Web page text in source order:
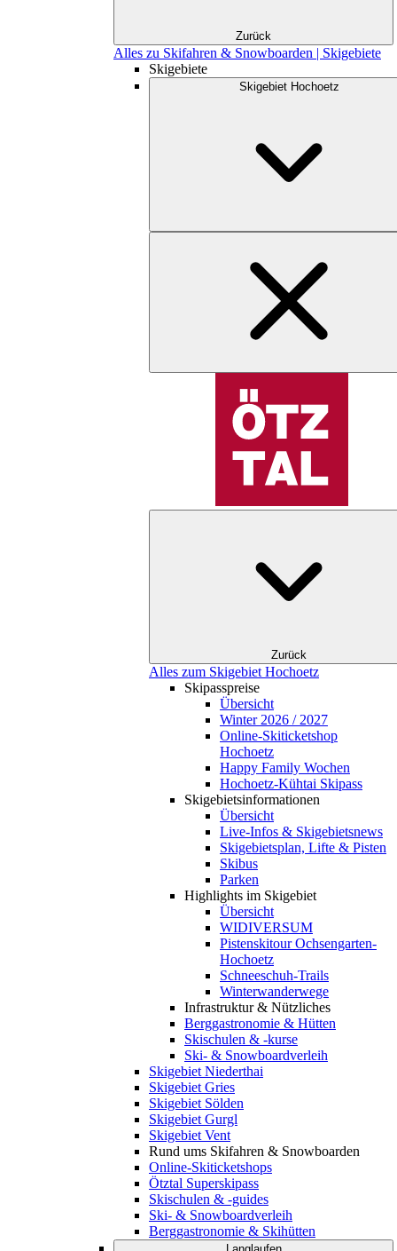
Zurück
Alles zu Skifahren & Snowboarden | Skigebiete
Skigebiete
Skigebiet Hochoetz
Zurück
Alles zum Skigebiet Hochoetz
Skipasspreise
Übersicht
Winter 2026 / 2027
Online-Skiticketshop
Hochoetz
Happy Family Wochen
Hochoetz-Kühtai Skipass
Skigebietsinformationen
Übersicht
Live-Infos & Skigebietsnews
Skigebietsplan, Lifte & Pisten
Skibus
Parken
Highlights im Skigebiet
Übersicht
WIDIVERSUM
Pistenskitour Ochsengarten-
Hochoetz
Schneeschuh-Trails
Winterwanderwege
Infrastruktur & Nützliches
Berggastronomie & Hütten
Skischulen & -kurse
Ski- & Snowboardverleih
Skigebiet Niederthai
Skigebiet Gries
Skigebiet Sölden
Skigebiet Gurgl
Skigebiet Vent
Rund ums Skifahren & Snowboarden
Online-Skiticketshops
Ötztal Superskipass
Skischulen & -guides
Ski- & Snowboardverleih
Berggastronomie & Skihütten